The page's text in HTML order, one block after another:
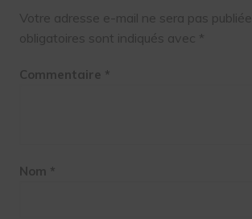
Votre adresse e-mail ne sera pas publiée.
obligatoires sont indiqués avec *
Commentaire *
Nom *